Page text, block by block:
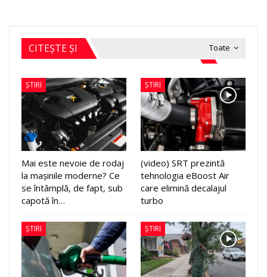
Toate
CITEȘTE ȘI
ȘTIRI
Mai este nevoie de rodaj
la mașinile moderne? Ce
se întâmplă, de fapt, sub
capotă în…
ȘTIRI
(video) SRT prezintă
tehnologia eBoost Air
care elimină decalajul
turbo
ȘTIRI ȘTIRI